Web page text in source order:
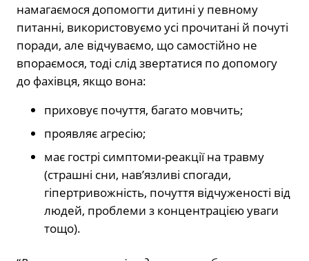
намагаємося допомогти дитині у певному
питанні, використовуємо усі прочитані й почуті
поради, але відчуваємо, що самостійно не
впораємося, тоді слід звертатися по допомогу
до фахівця, якщо вона:
приховує почуття, багато мовчить;
проявляє агресію;
має гострі симптоми-реакції на травму
(страшні сни, нав’язливі спогади,
гіпертривожність, почуття відчуженості від
людей, проблеми з концентрацією уваги
тощо).